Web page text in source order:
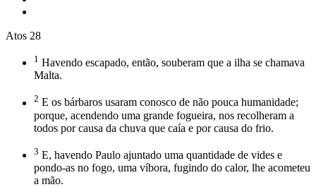
Atos 28
1 Havendo escapado, então, souberam que a ilha se chamava
Malta.
2 E os bárbaros usaram conosco de não pouca humanidade;
porque, acendendo uma grande fogueira, nos recolheram a
todos por causa da chuva que caía e por causa do frio.
3 E, havendo Paulo ajuntado uma quantidade de vides e
pondo-as no fogo, uma víbora, fugindo do calor, lhe acometeu
a mão.